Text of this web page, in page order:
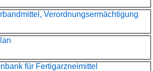
Verordnungsermächtigung
für Fertigarzneimittel